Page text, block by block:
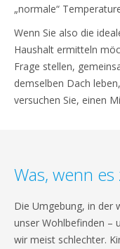
„normale“
Wenn Sie also die
Haushalt ermitteln
Frage stellen,
demselben Dach
versuchen Sie, einen
Was, wenn
Die Umgebung, in der
unser Wohlbefinden –
wir meist schlechter.